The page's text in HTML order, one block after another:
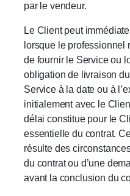
par le vendeur.
Le Client peut
lorsque le professionnel
de fournir le Service ou
obligation de livraison
Service à la date ou à
initialement avec le
délai constitue pour le
essentielle du contrat.
résulte des
du contrat ou d’une
avant la conclusion du